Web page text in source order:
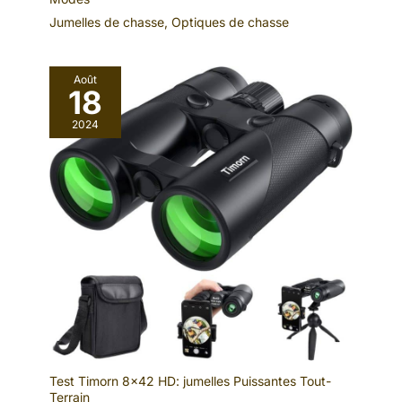
Jumelles de chasse, Optiques de chasse
Août
18
2024
Test Timorn 8×42 HD: jumelles Puissantes Tout-
Terrain